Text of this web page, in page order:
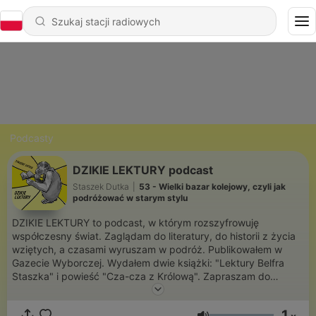
Podcasty
DZIKIE LEKTURY podcast
Staszek Dutka
53 - Wielki bazar kolejowy, czyli jak
podróżować w starym stylu
DZIKIE LEKTURY to podcast, w którym rozszyfrowuję
współczesny świat. Zaglądam do literatury, do historii z życia
wziętych, a czasami wyruszam w podróż. Publikowałem w
Gazecie Wyborczej. Wydałem dwie książki: "Lektury Belfra
Staszka" i powieść "Cza-cza z Królową". Zapraszam do